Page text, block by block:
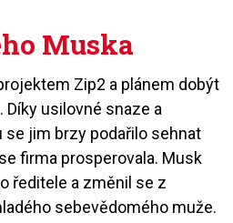
Muska
Zip2 a plánem dobýt
Díky usilovné snaze a
jim brzy podařilo sehnat
firma prosperovala. Musk
ředitele a změnil se z
sebevědomého muže.